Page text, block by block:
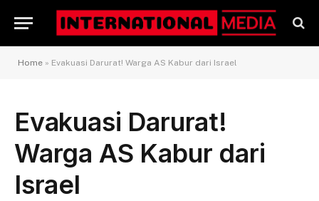
Home » Evakuasi Darurat! Warga AS Kabur dari Israel
Evakuasi Darurat!
Warga AS Kabur dari
Israel